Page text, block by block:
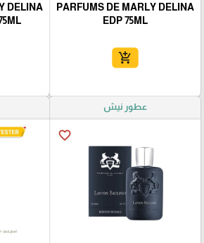
PARFUMS DE MARLY DELINA
EDP 75ML
add_shopping_cart
DELINA
عطور نيش
favorite_border